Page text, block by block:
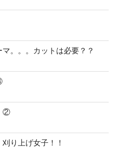
。。。カットは必要？？
②
り上げ女子！！